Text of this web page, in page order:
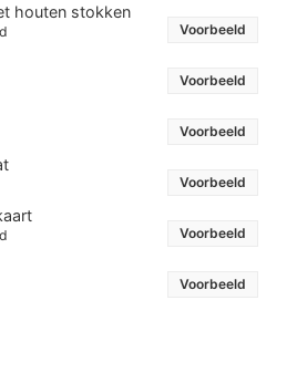
houten stokken
Voorbeeld
Voorbeeld
Voorbeeld
Voorbeeld
Voorbeeld
Voorbeeld